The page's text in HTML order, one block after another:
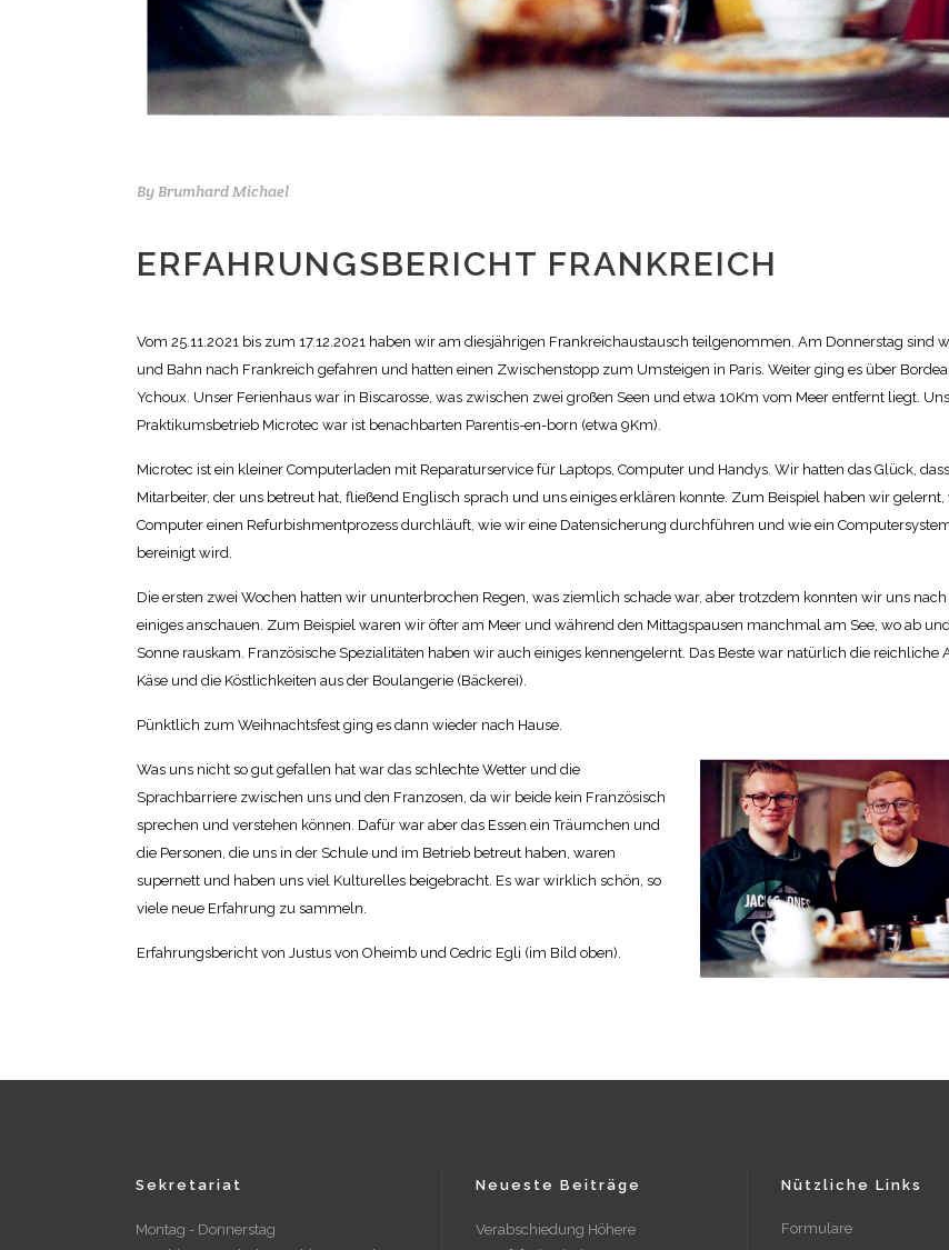
By Brumhard Michael
ERFAHRUNGSBERICHT FRANKREICH
Vom 25.11.2021 bis zum 17.12.2021 haben wir am diesjährigen Frankreichaustausch teilgenommen. Am Donnerstag sind
und Bahn nach Frankreich gefahren und hatten einen Zwischenstopp zum Umsteigen in Paris. Weiter ging es über
Ychoux. Unser Ferienhaus war in Biscarosse, was zwischen zwei großen Seen und etwa 10Km vom Meer entfernt liegt.
Praktikumsbetrieb Microtec war ist benachbarten Parentis-en-born (etwa 9Km).
Microtec ist ein kleiner Computerladen mit Reparaturservice für Laptops, Computer und Handys. Wir hatten das Glück,
Mitarbeiter, der uns betreut hat, fließend Englisch sprach und uns einiges erklären konnte. Zum Beispiel haben wir gelernt,
Computer einen Refurbishmentprozess durchläuft, wie wir eine Datensicherung durchführen und wie ein
bereinigt wird.
Die ersten zwei Wochen hatten wir ununterbrochen Regen, was ziemlich schade war, aber trotzdem konnten wir uns
einiges anschauen. Zum Beispiel waren wir öfter am Meer und während den Mittagspausen manchmal am See, wo ab
Sonne rauskam. Französische Spezialitäten haben wir auch einiges kennengelernt. Das Beste war natürlich die reichliche
Käse und die Köstlichkeiten aus der Boulangerie (Bäckerei).
Pünktlich zum Weihnachtsfest ging es dann wieder nach Hause.
Was uns nicht so gut gefallen hat war das schlechte Wetter und die
Sprachbarriere zwischen uns und den Franzosen, da wir beide kein Französisch
sprechen und verstehen können. Dafür war aber das Essen ein Träumchen und
die Personen, die uns in der Schule und im Betrieb betreut haben, waren
supernett und haben uns viel Kulturelles beigebracht. Es war wirklich schön, so
viele neue Erfahrung zu sammeln.
Erfahrungsbericht von Justus von Oheimb und Cedric Egli (im Bild oben).
Sekretariat
Montag - Donnerstag
Neueste Beiträge
Verabschiedung Höhere
Nützliche Links
Formulare